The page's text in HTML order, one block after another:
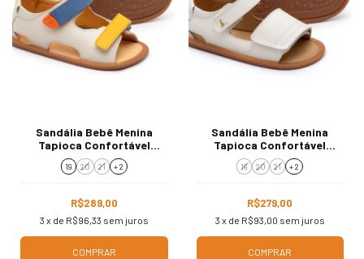
Sandália Bebê Menina
Tapioca Confortável
AE.EXP2.4558
19 20 21 + 2
R$289,00
3 x de R$96,33 sem juros
COMPRAR
Sandália Bebê Menina
Tapioca Confortável
AE.SLE1.2270
19 20 21 + 2
R$279,00
3 x de R$93,00 sem juros
COMPRAR